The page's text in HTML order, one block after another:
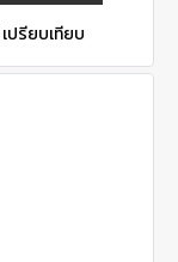
เปรียบเทียบ